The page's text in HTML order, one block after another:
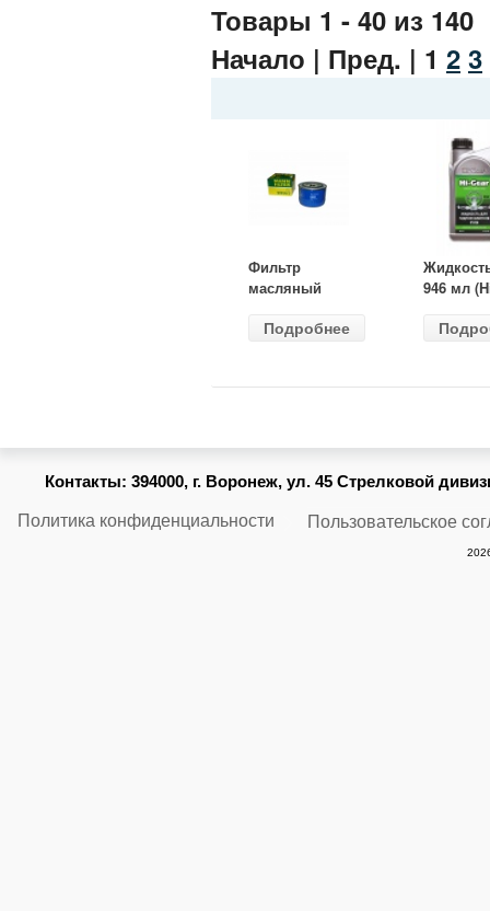
Товары 1 - 40 из 140
Начало | Пред. | 1 2 3
Фильтр
масляный
(MANN) W
Подробнее
946 мл
Контакты: 394000, г. Воронеж, ул. 45 Стрелковой
Политика конфиденциальности Пользовательское